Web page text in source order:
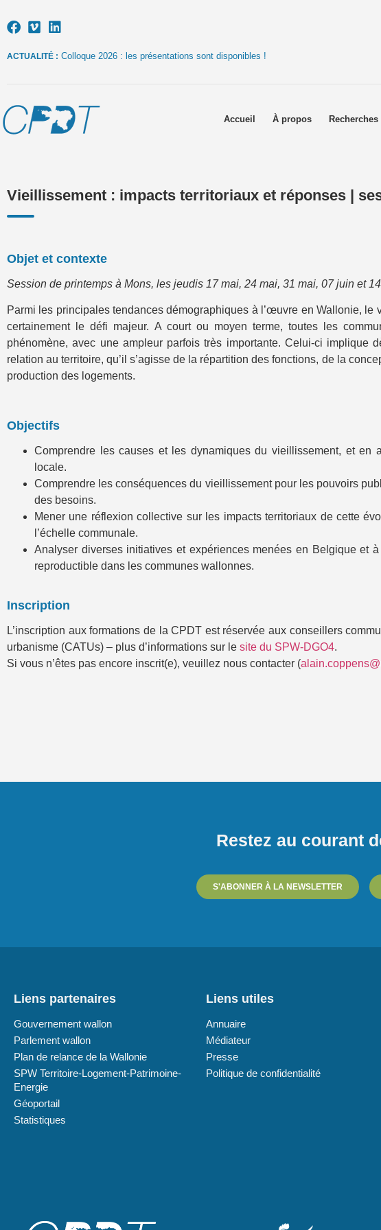
ACTUALITÉ : Colloque 2026 : les présentations sont disponibles !
Accueil À propos Recherches
Vieillissement : impacts territoriaux et réponses |
Objet et contexte
Session de printemps à Mons, les jeudis 17 mai, 24 mai, 31 mai, 07 juin et
Parmi les principales tendances démographiques à l’œuvre en Wallonie, le
certainement le défi majeur. A court ou moyen terme, toutes les
phénomène, avec une ampleur parfois très importante. Celui-ci implique
relation au territoire, qu’il s’agisse de la répartition des fonctions, de la
production des logements.
Objectifs
Comprendre les causes et les dynamiques du vieillissement, et en
locale.
Comprendre les conséquences du vieillissement pour les pouvoirs
des besoins.
Mener une réflexion collective sur les impacts territoriaux de cette
l’échelle communale.
Analyser diverses initiatives et expériences menées en Belgique et à
reproductible dans les communes wallonnes.
Inscription
L’inscription aux formations de la CPDT est réservée aux conseillers
urbanisme (CATUs) – plus d’informations sur le site du SPW-DGO4.
Si vous n’êtes pas encore inscrit(e), veuillez nous contacter (
Restez au courant
S'ABONNER À LA NEWSLETTER
Liens partenaires
Gouvernement wallon
Parlement wallon
Plan de relance de la Wallonie
SPW Territoire-Logement-Patrimoine-
Energie
Géoportail
Statistiques
Liens utiles
Annuaire
Médiateur
Presse
Politique de confidentialité